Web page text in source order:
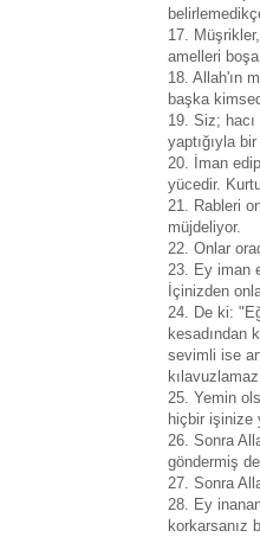
17.
amelleri
18. Allah'ın
başka
19. Siz;
yaptığıyla
20. İman
yücedir.
21. Rableri
müjdeliyor.
22. Onlar
23. Ey iman
İçinizden
24. De ki:
kesadından
sevimli ise
25. Yemin
hiçbir işinize
26. Sonra
göndermiş
27. Sonra
28. Ey
korkarsanız